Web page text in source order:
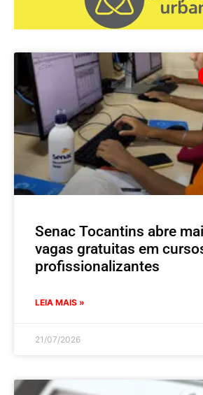
Senac Tocantins abre
vagas gratuitas em
profissionalizantes
LEIA MAIS »
21/07/2026